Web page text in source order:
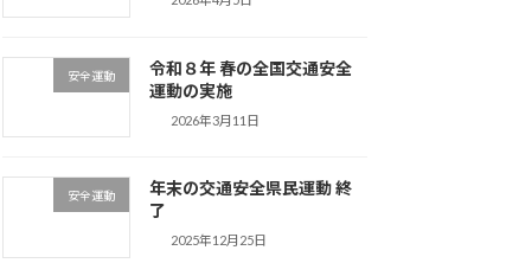
安全運動
令和８年 春の全国交通安全
運動の実施
2026年3月11日
安全運動
年末の交通安全県民運動 終
了
2025年12月25日